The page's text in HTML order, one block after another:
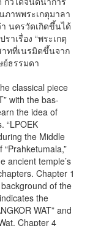
าพพระเกตุมาลา
นครวัดเกิดขึ้นได้
าเรื่อง “พระเกตุ
ทที่เนรมิตขึ้นจาก
ย์ธรรมดา
classical piece
with the bas-
the idea of
“LPOEK
the Middle
ancient temple’s
Chapter 1
of the
the
WAT” and
Chapter 4